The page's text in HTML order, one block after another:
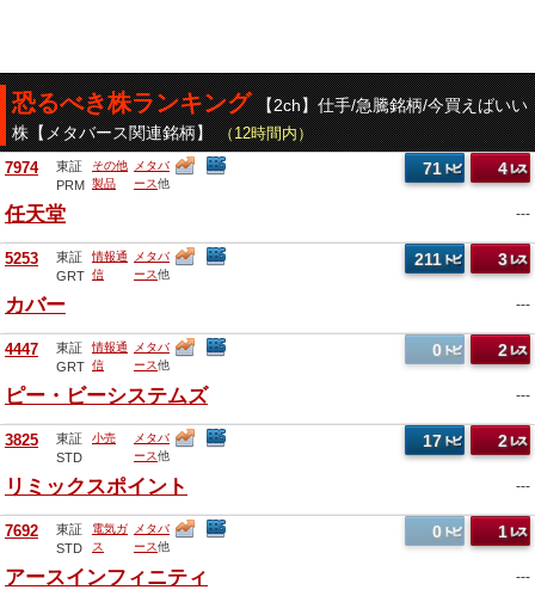
恐るべき株ランキング 【2ch】仕手/急騰銘柄/今買えばいい
株【メタバース関連銘柄】 （12時間内）
7974
東証
PRM
その他
製品
メタバ
ース他
4
71
任天堂 ---
5253
東証
GRT
情報通
信
メタバ
ース他
3
211
カバー ---
4447
東証
GRT
情報通
信
メタバ
ース他
2
0
ピー・ビーシステムズ ---
3825
東証
STD
小売
メタバ
ース他
2
17
リミックスポイント ---
7692
東証
STD
電気ガ
ス
メタバ
ース他
1
0
アースインフィニティ ---